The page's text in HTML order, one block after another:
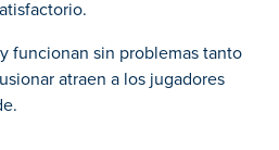
funcionan sin problemas tanto
atraen a los jugadores